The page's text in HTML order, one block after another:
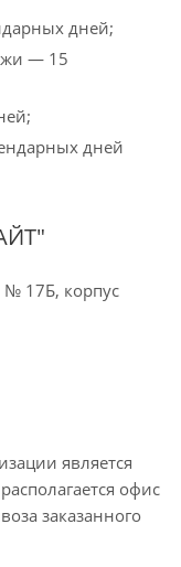
дней;
— 15
дней
№ 17Б, корпус
является
офис
заказанного